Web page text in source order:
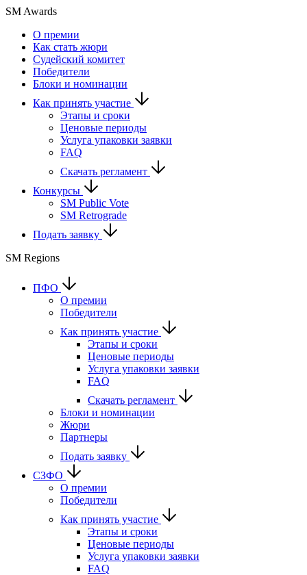
SM Awards
О премии
Как стать жюри
Судейский комитет
Победители
Блоки и номинации
Как принять участие
Этапы и сроки
Ценовые периоды
Услуга упаковки заявки
FAQ
Скачать регламент
Конкурсы
SM Public Vote
SM Retrograde
Подать заявку
SM Regions
ПФО
О премии
Победители
Как принять участие
Этапы и сроки
Ценовые периоды
Услуга упаковки заявки
FAQ
Скачать регламент
Блоки и номинации
Жюри
Партнеры
Подать заявку
СЗФО
О премии
Победители
Как принять участие
Этапы и сроки
Ценовые периоды
Услуга упаковки заявки
FAQ